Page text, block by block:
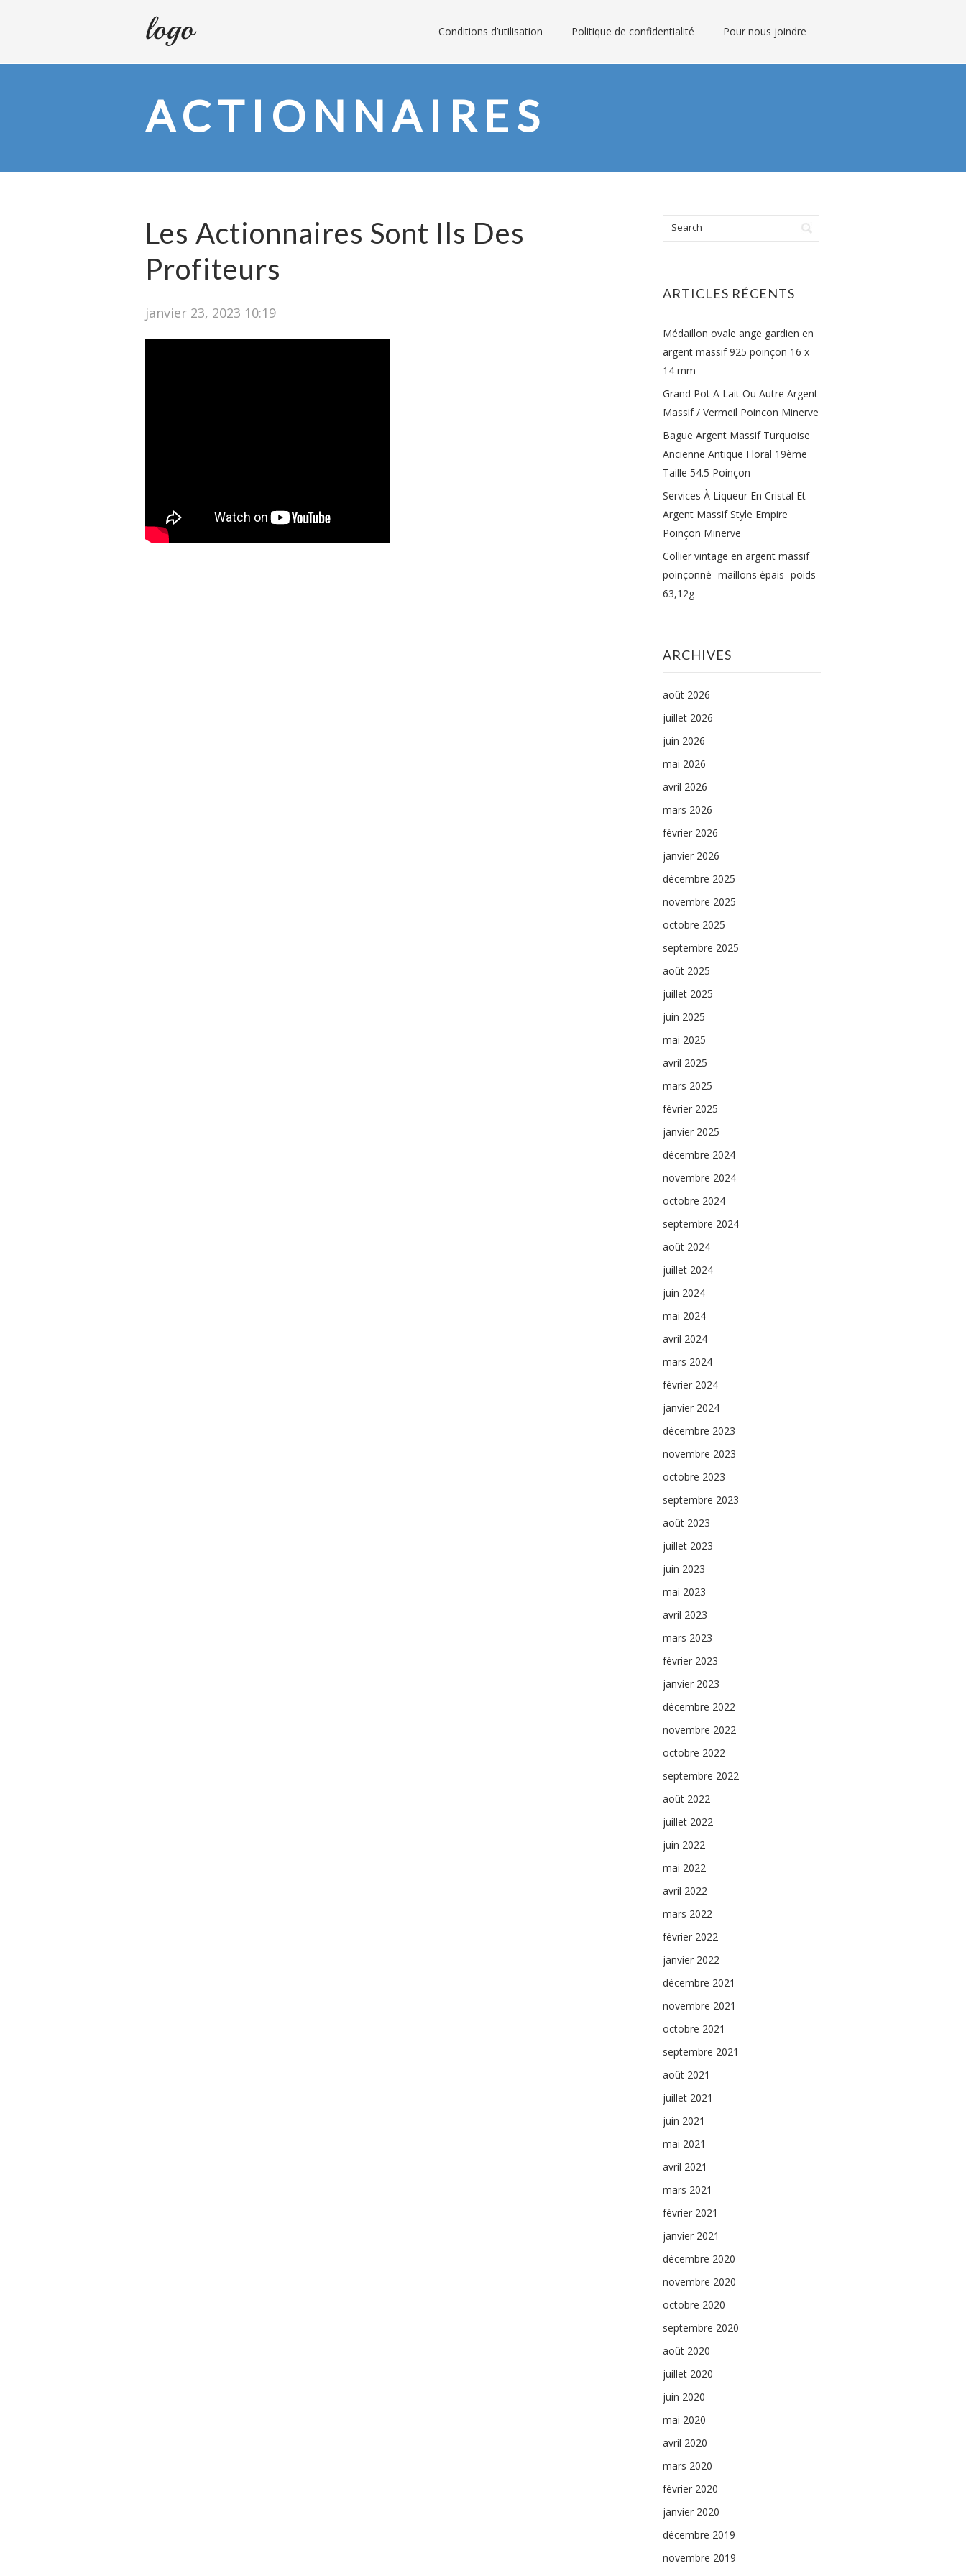
Conditions d’utilisation Politique de confidentialité Pour nous joindre
ACTIONNAIRES
Les Actionnaires Sont Ils Des
Profiteurs
janvier 23, 2023 10:19
ARTICLES RÉCENTS
Médaillon ovale ange gardien en
argent massif 925 poinçon 16 x
14 mm
Grand Pot A Lait Ou Autre Argent
Massif / Vermeil Poincon Minerve
Bague Argent Massif Turquoise
Ancienne Antique Floral 19ème
Taille 54.5 Poinçon
Services À Liqueur En Cristal Et
Argent Massif Style Empire
Poinçon Minerve
Collier vintage en argent massif
poinçonné- maillons épais- poids
63,12g
ARCHIVES
août 2026
juillet 2026
juin 2026
mai 2026
avril 2026
mars 2026
février 2026
janvier 2026
décembre 2025
novembre 2025
octobre 2025
septembre 2025
août 2025
juillet 2025
juin 2025
mai 2025
avril 2025
mars 2025
février 2025
janvier 2025
décembre 2024
novembre 2024
octobre 2024
septembre 2024
août 2024
juillet 2024
juin 2024
mai 2024
avril 2024
mars 2024
février 2024
janvier 2024
décembre 2023
novembre 2023
octobre 2023
septembre 2023
août 2023
juillet 2023
juin 2023
mai 2023
avril 2023
mars 2023
février 2023
janvier 2023
décembre 2022
novembre 2022
octobre 2022
septembre 2022
août 2022
juillet 2022
juin 2022
mai 2022
avril 2022
mars 2022
février 2022
janvier 2022
décembre 2021
novembre 2021
octobre 2021
septembre 2021
août 2021
juillet 2021
juin 2021
mai 2021
avril 2021
mars 2021
février 2021
janvier 2021
décembre 2020
novembre 2020
octobre 2020
septembre 2020
août 2020
juillet 2020
juin 2020
mai 2020
avril 2020
mars 2020
février 2020
janvier 2020
décembre 2019
novembre 2019